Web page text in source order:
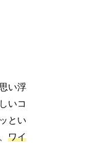
い浮
いコ
とい
ワイ